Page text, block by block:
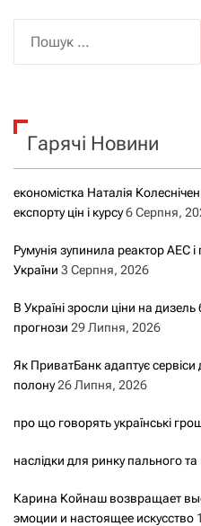
к
Гарячі Новини
економістка Наталія
експорту цін і курсу6 Серпня,
Румунія зупинила реактор АЕС
України 3 Серпня, 2026
В Україні зросли ціни на
прогнози 29 Липня, 2026
Як ПриватБанк адаптує сервіси
полону26 Липня, 2026
про що говорять українські
наслідки для ринку пального та
Карина Койнаш возвращает
эмоции и настоящее искусство